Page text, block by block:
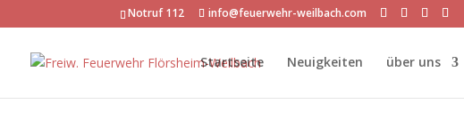
Notruf 112 info@feuerwehr-weilbach.com
Startseite Neuigkeiten über uns